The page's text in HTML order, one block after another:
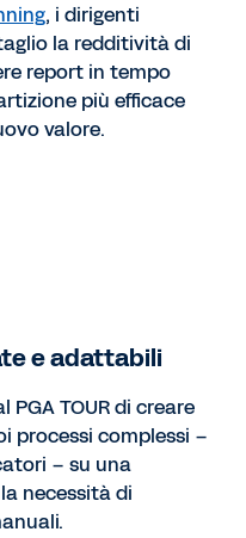
, i dirigenti
la redditività di
report in tempo
più efficace
valore.
e adattabili
PGA TOUR di creare
processi complessi –
– su una
necessità di